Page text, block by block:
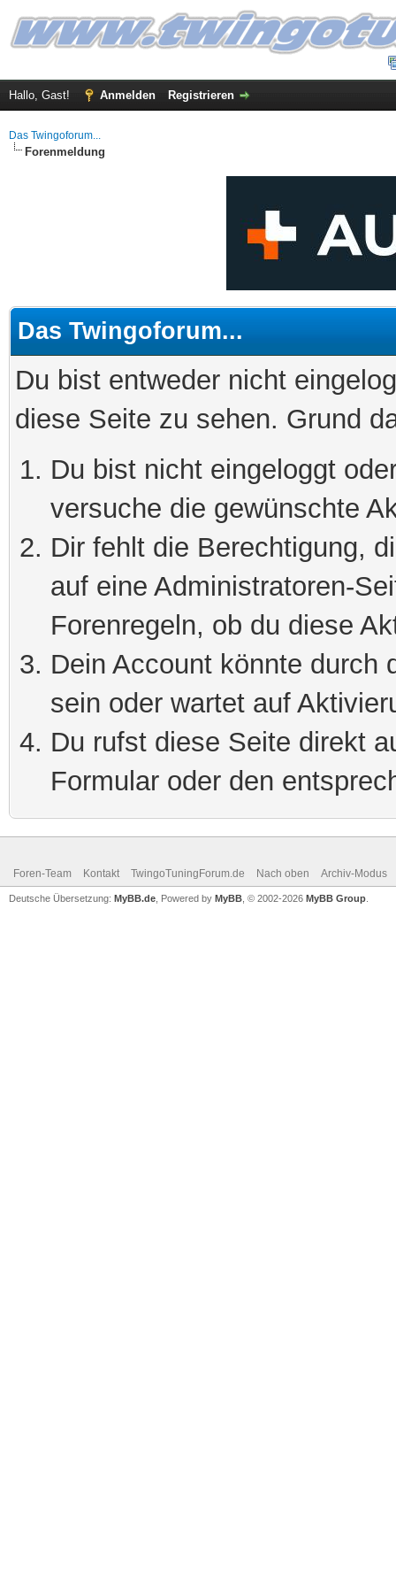
Hallo, Gast! Anmelden Registrieren
Das Twingoforum...
Forenmeldung
Das Twingoforum...
Du bist entweder nicht
diese Seite zu sehen. Grund
Du bist nicht eingeloggt
versuche die gewünschte
Dir fehlt die Berechtigung,
auf eine Administratoren-
Forenregeln, ob du diese
Dein Account könnte durch
sein oder wartet auf
Du rufst diese Seite direkt
Formular oder den
Foren-Team Kontakt TwingoTuningForum.de Nach oben Archiv-Modus
Deutsche Übersetzung: MyBB.de , Powered by MyBB , © 2002-2026 MyBB Group